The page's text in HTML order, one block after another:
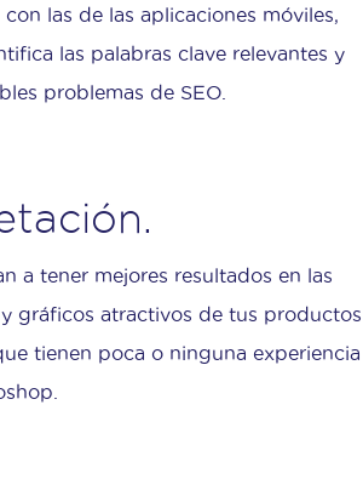
las de las aplicaciones móviles,
las palabras clave relevantes y
problemas de SEO.
ón.
a tener mejores resultados en las
gráficos atractivos de tus productos
tienen poca o ninguna experiencia